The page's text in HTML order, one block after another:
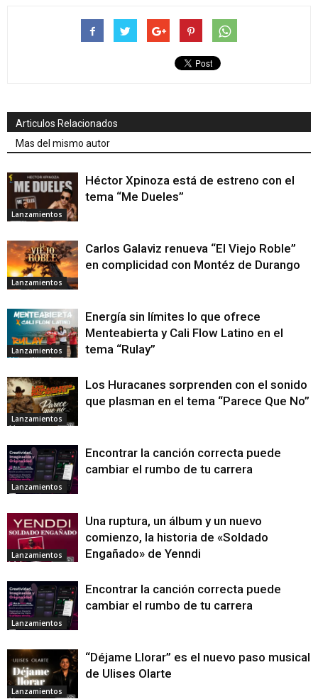
Articulos Relacionados
Mas del mismo autor
Lanzamientos
Héctor Xpinoza está de estreno con el
tema “Me Dueles”
Lanzamientos
Carlos Galaviz renueva “El Viejo Roble”
en complicidad con Montéz de Durango
Lanzamientos
Energía sin límites lo que ofrece
Menteabierta y Cali Flow Latino en el
tema “Rulay”
Lanzamientos
Los Huracanes sorprenden con el sonido
que plasman en el tema “Parece Que No”
Lanzamientos
Encontrar la canción correcta puede
cambiar el rumbo de tu carrera
Lanzamientos
Una ruptura, un álbum y un nuevo
comienzo, la historia de «Soldado
Engañado» de Yenndi
Lanzamientos
Encontrar la canción correcta puede
cambiar el rumbo de tu carrera
Lanzamientos
“Déjame Llorar” es el nuevo paso musical
de Ulises Olarte